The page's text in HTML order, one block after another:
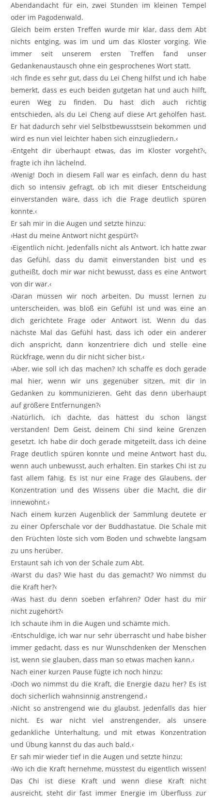
Abendandacht für ein, zwei Stunden im kleinen Tempel
oder im Pagodenwald.
Gleich beim ersten Treffen wurde mir klar, dass dem Abt
nichts entging, was im und um das Kloster vorging. Wie
immer seit unserem ersten Treffen fand unser
Gedankenaustausch ohne ein gesprochenes Wort statt.
›Ich finde es sehr gut, dass du Lei Cheng hilfst und ich habe
bemerkt, dass es euch beiden gutgetan hat und auch hilft,
euren Weg zu finden. Du hast dich auch richtig
entschieden, als du Lei Cheng auf diese Art geholfen hast.
Er hat dadurch sehr viel Selbstbewusstsein bekommen und
wird es nun viel leichter haben sich einzugliedern.‹
›Entgeht dir überhaupt etwas, das im Kloster vorgeht?‹,
fragte ich ihn lächelnd.
›Wenig! Doch in diesem Fall war es einfach, denn du hast
dich so intensiv gefragt, ob ich mit dieser Entscheidung
einverstanden wäre, dass ich die Frage deutlich spüren
konnte.‹
Er sah mir in die Augen und setzte hinzu:
›Hast du meine Antwort nicht gespürt?‹
›Eigentlich nicht. Jedenfalls nicht als Antwort. Ich hatte zwar
das Gefühl, dass du damit einverstanden bist und es
gutheißt, doch mir war nicht bewusst, dass es eine Antwort
von dir war.‹
›Daran müssen wir noch arbeiten. Du musst lernen zu
unterscheiden, was bloß ein Gefühl ist und was eine an
dich gerichtete Frage oder Antwort ist. Wenn du das
nächste Mal das Gefühl hast, dass ich oder ein anderer
dich anspricht, dann konzentriere dich und stelle eine
Rückfrage, wenn du dir nicht sicher bist.‹
›Aber, wie soll ich das machen? Ich schaffe es doch gerade
mal hier, wenn wir uns gegenüber sitzen, mit dir in
Gedanken zu kommunizieren. Geht das denn überhaupt
auf größere Entfernungen?‹
›Natürlich, ich dachte, das hättest du schon längst
verstanden! Dem Geist, deinem Chi sind keine Grenzen
gesetzt. Ich habe dir doch gerade mitgeteilt, dass ich deine
Frage deutlich spüren konnte und meine Antwort hast du,
wenn auch unbewusst, auch erhalten. Ein starkes Chi ist zu
fast allem fähig. Es ist nur eine Frage des Glaubens, der
Konzentration und des Wissens über die Macht, die dir
innewohnt.‹
Nach einem kurzen Augenblick der Sammlung deutete er
zu einer Opferschale vor der Buddhastatue. Die Schale mit
den Früchten löste sich vom Boden und schwebte langsam
zu uns herüber.
Erstaunt sah ich von der Schale zum Abt.
›Warst du das? Wie hast du das gemacht? Wo nimmst du
die Kraft her?‹
›Was hast du denn soeben erfahren? Oder hast du mir
nicht zugehört?‹
Ich schaute ihm in die Augen und schämte mich.
›Entschuldige, ich war nur sehr überrascht und habe bisher
immer gedacht, dass es nur Wunschdenken der Menschen
ist, wenn sie glauben, dass man so etwas machen kann.‹
Nach einer kurzen Pause fügte ich noch hinzu:
›Doch wo nimmst du die Kraft, die Energie dazu her? Es ist
doch sicherlich wahnsinnig anstrengend.‹
›Nicht so anstrengend wie du glaubst. Jedenfalls das hier
nicht. Es war nicht viel anstrengender, als unsere
gedankliche Unterhaltung, und mit etwas Konzentration
und Übung kannst du das auch bald.‹
Er sah mir wieder tief in die Augen und setzte hinzu:
›Wo ich die Kraft hernehme, müsstest du eigentlich wissen!
Das Chi ist diese Kraft und wenn diese Kraft nicht
ausreicht, steht dir fast immer Energie im Überfluss zur